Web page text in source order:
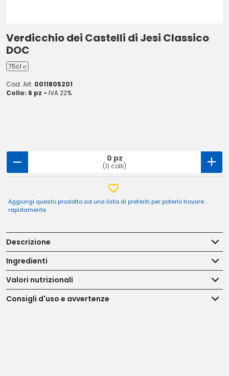
Verdicchio dei Castelli di Jesi Classico
DOC
75cl ℮
Cod. Art. 0011805201
Collo: 6 pz - IVA 22%
0 pz
(0 colli)
Aggiungi questo prodotto ad una lista di preferiti per poterlo trovare
rapidamente
Descrizione
Ingredienti
Valori nutrizionali
Consigli d'uso e avvertenze